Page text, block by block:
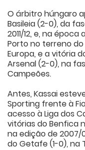
O árbitro húngaro
Basileia (2-0), da
2011/12, e, na
Porto no terreno do
Europa, e a vitória
Arsenal (2-0), na
Campeões.
Antes, Kassai
Sporting frente à
acesso à Liga dos
vitórias do Benfica
na edição de 2007/
do Getafe (1-0), na